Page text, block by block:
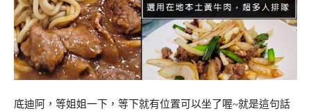
底迪阿，等姐姐一下，等下就有位置可以坐了喔~就是這句話